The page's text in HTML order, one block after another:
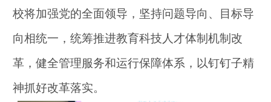
校将加强党的全面领导，坚持问题导向、目标导
向相统一，统筹推进教育科技人才体制机制改
革，健全管理服务和运行保障体系，以钉钉子精
神抓好改革落实。